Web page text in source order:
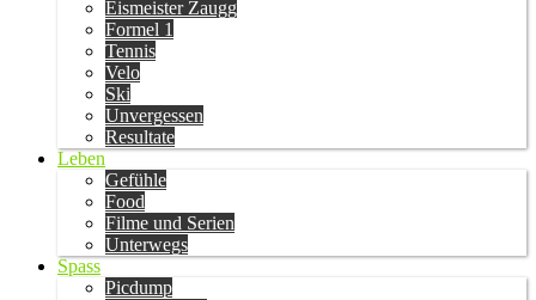
Eismeister Zaugg
Formel 1
Tennis
Velo
Ski
Unvergessen
Resultate
Leben
Gefühle
Food
Filme und Serien
Unterwegs
Spass
Picdump